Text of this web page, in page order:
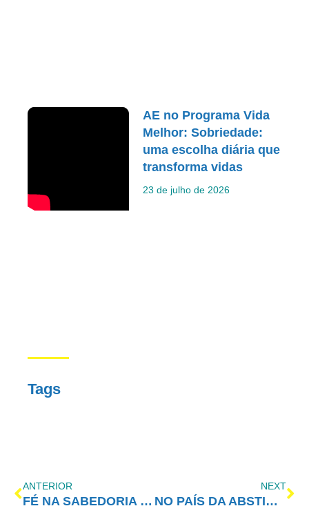
AE no Programa Vida
Melhor: Sobriedade:
uma escolha diária que
transforma vidas
23 de julho de 2026
Tags
ANTERIOR
FÉ NA SABEDORIA DIVINA
NEXT
NO PAÍS DA ABSTINÊNCIA, NÃO BASTA TER VISTO DE TURISTA: É PRECISO SER CIDADÃO